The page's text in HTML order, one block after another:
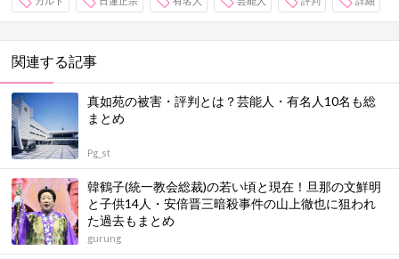
関連する記事
真如苑の被害・評判とは？芸能人・有名人10名も総
まとめ
Pg_st
韓鶴子(統一教会総裁)の若い頃と現在！旦那の文鮮明
と子供14人・安倍晋三暗殺事件の山上徹也に狙われ
た過去もまとめ
gurung